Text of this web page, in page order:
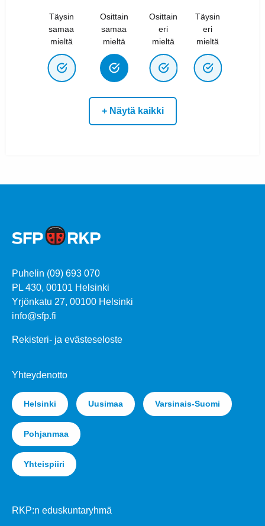
Täysin
samaa
mieltä
Osittain
samaa
mieltä
Osittain
eri
mieltä
Täysin
eri
mieltä
+ Näytä kaikki
Puhelin (09) 693 070
PL 430, 00101 Helsinki
Yrjönkatu 27, 00100 Helsinki
info@sfp.fi
Rekisteri- ja evästeseloste
Yhteydenotto
Helsinki Uusimaa Varsinais-Suomi
Pohjanmaa
Yhteispiiri
RKP:n eduskuntaryhmä